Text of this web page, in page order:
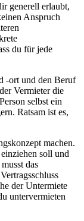
generell erlaubt,
Anspruch
du für jede
-ort und den Beruf
Vermieter die
selbst ein
Ratsam ist es,
machen.
soll und
das
der Untermiete
untervermieten